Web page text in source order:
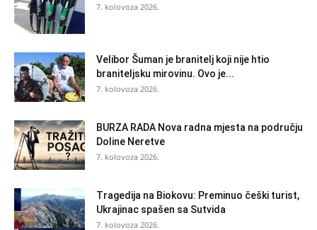
7. kolovoza 2026.
Velibor Šuman je branitelj koji nije htio
braniteljsku mirovinu. Ovo je...
7. kolovoza 2026.
BURZA RADA Nova radna mjesta na području
Doline Neretve
7. kolovoza 2026.
Tragedija na Biokovu: Preminuo češki turist,
Ukrajinac spašen sa Sutvida
7. kolovoza 2026.